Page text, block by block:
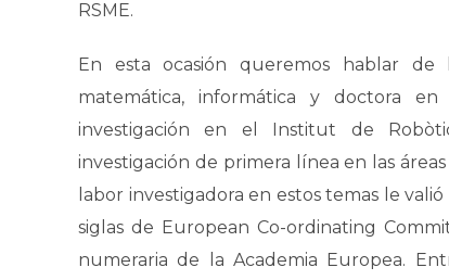
RSME.
En esta ocasión queremos hablar de
matemática, informática y doctora
investigación en el Institut de
investigación de primera línea en las
labor investigadora en estos temas le
siglas de European Co-ordinating
numeraria de la Academia Europea.